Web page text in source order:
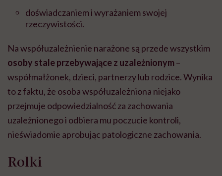
doświadczaniem i wyrażaniem swojej
rzeczywistości.
Na współuzależnienie narażone są przede wszystkim
osoby stale przebywające z uzależnionym –
współmałżonek, dzieci, partnerzy lub rodzice. Wynika
to z faktu, że osoba współuzależniona niejako
przejmuje odpowiedzialność za zachowania
uzależnionego i odbiera mu poczucie kontroli,
nieświadomie aprobując patologiczne zachowania.
Rolki